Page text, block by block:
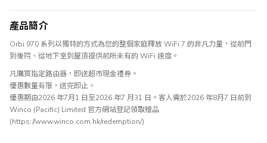
產品簡介
Orbi 970 系列以獨特的方式為您的整個家庭釋放 WiFi 7 的非凡力量，從前門
到後院、從地下室到屋頂提供前所未有的 WiFi 速度。
凡購買指定路由器，即送超市現金禮券。
優惠數量有限，送完即止。
優惠期由2026 年7月1 日至2026 年7 月31 日。客人需於2026 年8月7 日前到
Winco (Pacific) Limited 官方網站登記領取贈品
(https://www.winco.com.hk/redemption/)